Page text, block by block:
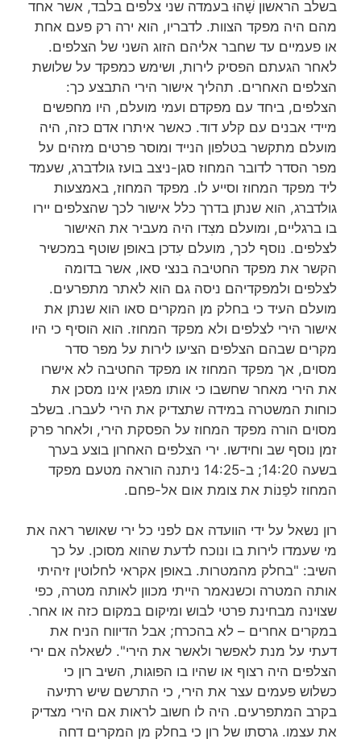
בשלב הראשון שָׁהוּ בעמדה שני צלפים בלבד, אשר אחד
מהם היה מפקד הצוות. לדבריו, הוא ירה רק פעם אחת
או פעמיים עד שחבר אליהם הזוג השני של הצלפים.
לאחר הגעתם הפסיק לירות, ושימש כמפקד על שלושת
הצלפים האחרים. תהליך אישור הירי התבצע כך:
הצלפים, ביחד עם מפקדם ועמי מועלם, היו מחפשים
מיידי אבנים עם קלע דוד. כאשר איתרו אדם כזה, היה
מועלם מתקשר בטלפון הנייד ומוסר פרטים מזהים על
מפר הסדר לדובר המחוז סגן-ניצב בועז גולדברג, שעמד
ליד מפקד המחוז וסייע לו. מפקד המחוז, באמצעות
גולדברג, הוא שנתן בדרך כלל אישור לכך שהצלפים יירו
בו ברגליים, ומועלם מצִדו היה מעביר את האישור
לצלפים. נוסף לכך, מועלם עִדכן באופן שוטף במכשיר
הקשר את מפקד החטיבה בנצי סאו, אשר בדומה
לצלפים ולמפקדיהם ניסה גם הוא לאתר מתפרעים.
מועלם העיד כי בחלק מן המקרים סאו הוא שנתן את
אישור הירי לצלפים ולא מפקד המחוז. הוא הוסיף כי היו
מקרים שבהם הצלפים הציעו לירות על מפר סדר
מסוים, אך מפקד המחוז או מפקד החטיבה לא אישרו
את הירי מאחר שחשבו כי אותו מפגין אינו מסכן את
כוחות המשטרה במידה שתצדיק את הירי לעברו. בשלב
מסוים הורה מפקד המחוז על הפסקת הירי, ולאחר פרק
זמן נוסף שב וחידשו. ירי הצלפים האחרון בוצע בערך
בשעה 14:20; ב-14:25 ניתנה הוראה מטעם מפקד
המחוז לפַנוֹת את צומת אום אל-פחם.
רון נשאל על ידי הוועדה אם לפני כל ירי שאושר ראה את
מי שעמדו לירות בו ונוכח לדעת שהוא מסוכן. על כך
השיב: "בחלק מהמטרות. באופן אקראי לחלוטין זיהיתי
אותה המטרה וכשנאמר הייתי מכוון לאותה מטרה, כפי
שצוינה מבחינת פרטי לבוש ומיקום במקום כזה או אחר.
במקרים אחרים – לא בהכרח; אבל הדיווח הניח את
דעתי על מנת לאפשר ולאשר את הירי". לשאלה אם ירי
הצלפים היה רצוף או שהיו בו הפוגות, השיב רון כי
כשלוש פעמים עצר את הירי, כי התרשם שיש רתיעה
בקרב המתפרעים. היה לו חשוב לראות אם הירי מצדיק
את עצמו. גרסתו של רון כי בחלק מן המקרים דחה